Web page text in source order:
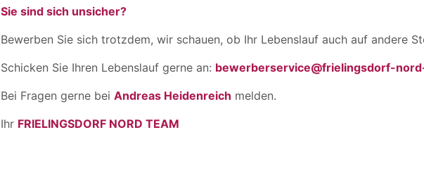
Sie sind sich unsicher?
Bewerben Sie sich trotzdem, wir schauen, ob Ihr Lebenslauf auch auf andere
Schicken Sie Ihren Lebenslauf gerne an: bewerberservice@frielingsdorf-
Bei Fragen gerne bei Andreas Heidenreich melden.
Ihr FRIELINGSDORF NORD TEAM